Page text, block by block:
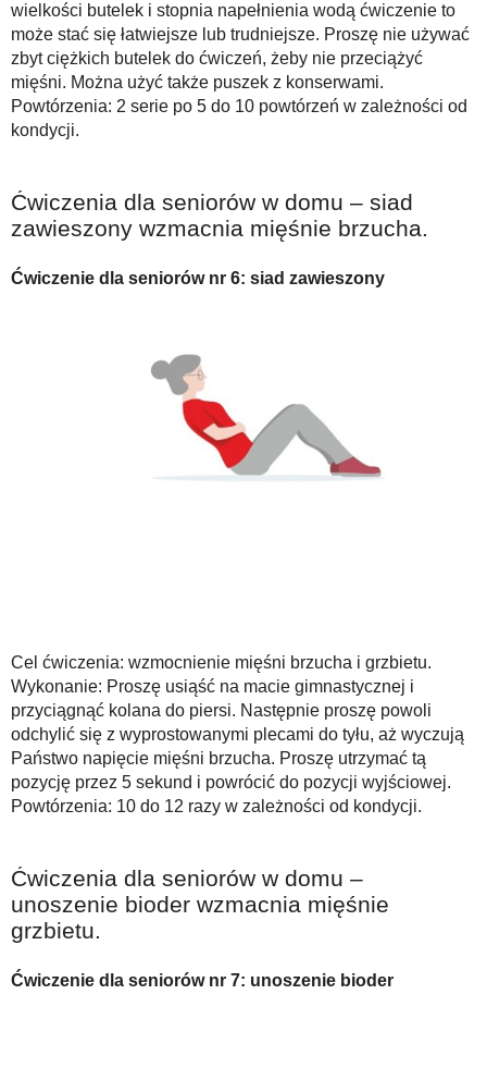
wielkości butelek i stopnia napełnienia wodą ćwiczenie to
może stać się łatwiejsze lub trudniejsze. Proszę nie używać
zbyt ciężkich butelek do ćwiczeń, żeby nie przeciążyć
mięśni. Można użyć także puszek z konserwami.
Powtórzenia: 2 serie po 5 do 10 powtórzeń w zależności od
kondycji.
Ćwiczenia dla seniorów w domu – siad
zawieszony wzmacnia mięśnie brzucha.
Ćwiczenie dla seniorów nr 6: siad zawieszony
Cel ćwiczenia: wzmocnienie mięśni brzucha i grzbietu.
Wykonanie: Proszę usiąść na macie gimnastycznej i
przyciągnąć kolana do piersi. Następnie proszę powoli
odchylić się z wyprostowanymi plecami do tyłu, aż wyczują
Państwo napięcie mięśni brzucha. Proszę utrzymać tą
pozycję przez 5 sekund i powrócić do pozycji wyjściowej.
Powtórzenia: 10 do 12 razy w zależności od kondycji.
Ćwiczenia dla seniorów w domu –
unoszenie bioder wzmacnia mięśnie
grzbietu.
Ćwiczenie dla seniorów nr 7: unoszenie bioder